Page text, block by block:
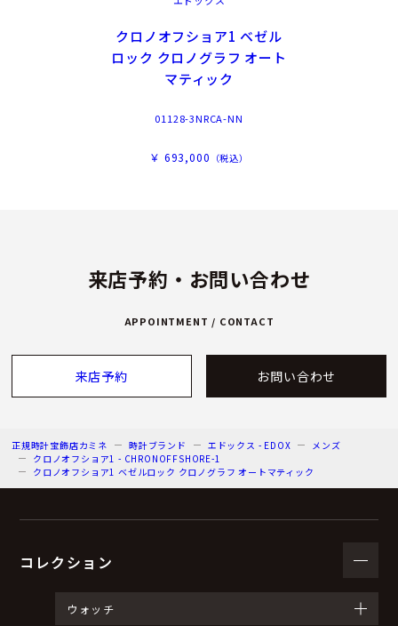
クロノオフショア1 ベゼル
ロック クロノグラフ オート
マティック
01128-3NRCA-NN
￥ 693,000 （税込）
来店予約・お問い合わせ
APPOINTMENT / CONTACT
来店予約 お問い合わせ
正規時計宝飾店カミネ 時計ブランド エドックス - EDOX
メンズ
クロノオフショア1 - CHRONOFFSHORE-1
クロノオフショア1 ベゼルロック クロノグラフ オートマティック
コレクション
ウォッチ